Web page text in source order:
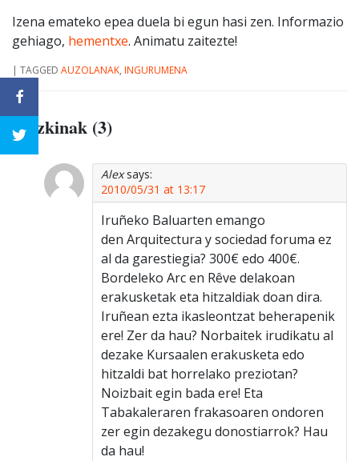
Izena emateko epea duela bi egun hasi zen. Informazio
gehiago, hementxe. Animatu zaitezte!
| TAGGED AUZOLANAK, INGURUMENA
Iruzkinak (3)
Alex says:
2010/05/31 at 13:17
Iruñeko Baluarten emango
den Arquitectura y sociedad foruma ez
al da garestiegia? 300€ edo 400€.
Bordeleko Arc en Rêve delakoan
erakusketak eta hitzaldiak doan dira.
Iruñean ezta ikasleontzat beherapenik
ere! Zer da hau? Norbaitek irudikatu al
dezake Kursaalen erakusketa edo
hitzaldi bat horrelako preziotan?
Noizbait egin bada ere! Eta
Tabakaleraren frakasoaren ondoren
zer egin dezakegu donostiarrok? Hau
da hau!